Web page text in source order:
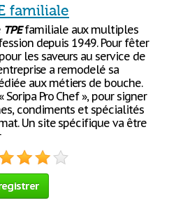
familiale
TPEfamiliale aux multiples
depuis 1949. Pour fêter
les saveurs au service de
a remodelé sa
aux métiers de bouche.
Pro Chef », pour signer
condiments et spécialités
Un site spécifique va être